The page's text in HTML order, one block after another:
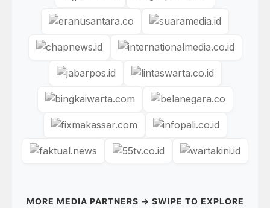
MORE MEDIA PARTNERS → SWIPE TO EXPLORE